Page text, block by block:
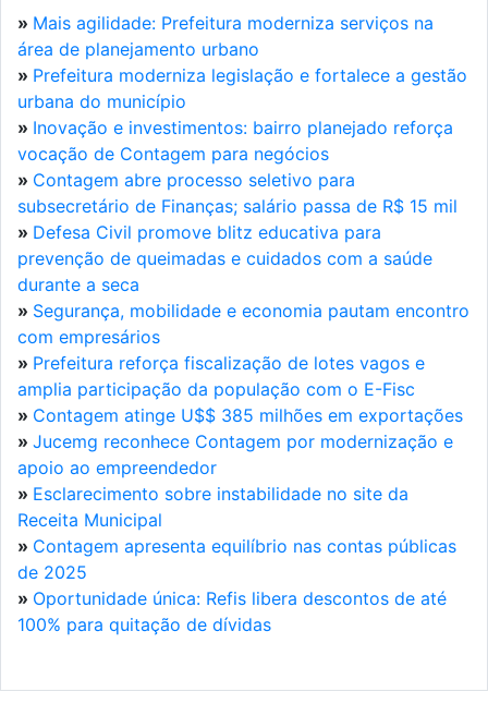
» Mais agilidade: Prefeitura moderniza serviços na
área de planejamento urbano
» Prefeitura moderniza legislação e fortalece a gestão
urbana do município
» Inovação e investimentos: bairro planejado reforça
vocação de Contagem para negócios
» Contagem abre processo seletivo para
subsecretário de Finanças; salário passa de R$ 15 mil
» Defesa Civil promove blitz educativa para
prevenção de queimadas e cuidados com a saúde
durante a seca
» Segurança, mobilidade e economia pautam encontro
com empresários
» Prefeitura reforça fiscalização de lotes vagos e
amplia participação da população com o E-Fisc
» Contagem atinge U$$ 385 milhões em exportações
» Jucemg reconhece Contagem por modernização e
apoio ao empreendedor
» Esclarecimento sobre instabilidade no site da
Receita Municipal
» Contagem apresenta equilíbrio nas contas públicas
de 2025
» Oportunidade única: Refis libera descontos de até
100% para quitação de dívidas